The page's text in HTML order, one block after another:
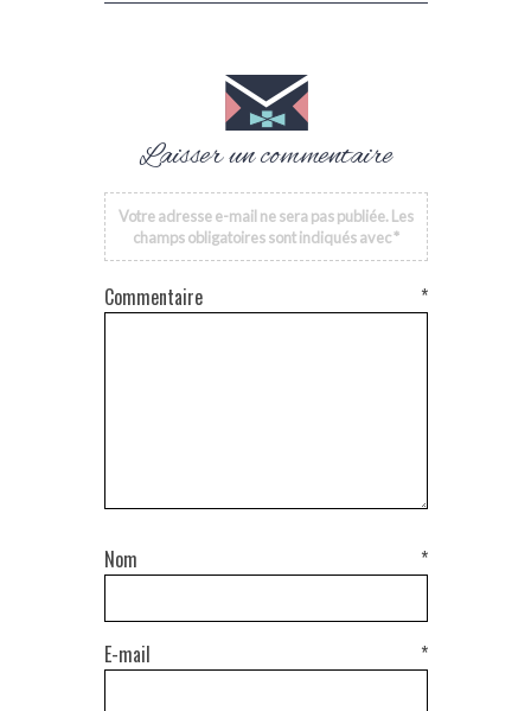
Laisser un commentaire
Votre adresse e-mail ne sera pas publiée. Les
champs obligatoires sont indiqués avec*
Commentaire *
Nom *
E-mail *